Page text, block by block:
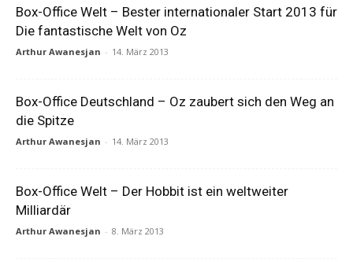
Box-Office Welt – Bester internationaler Start 2013 für
Die fantastische Welt von Oz
Arthur Awanesjan - 14. März 2013
Box-Office Deutschland – Oz zaubert sich den Weg an
die Spitze
Arthur Awanesjan - 14. März 2013
Box-Office Welt – Der Hobbit ist ein weltweiter
Milliardär
Arthur Awanesjan - 8. März 2013